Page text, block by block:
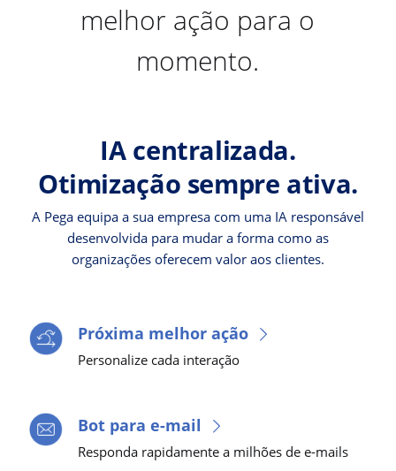
melhor ação para o
momento.
IA centralizada.
Otimização sempre ativa.
A Pega equipa a sua empresa com uma IA responsável
desenvolvida para mudar a forma como as
organizações oferecem valor aos clientes.
Próxima melhor ação
Personalize cada interação
Bot para e-mail
Responda rapidamente a milhões de e-mails